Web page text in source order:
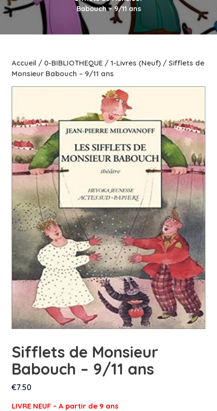
Babouch – 9/11 ans
Accueil / 0-BIBLIOTHEQUE / 1-Livres (Neuf) / Sifflets de
Monsieur Babouch – 9/11 ans
Sifflets de Monsieur
Babouch – 9/11 ans
€7.50
LIVRE NEUF – A partir de 9 ans